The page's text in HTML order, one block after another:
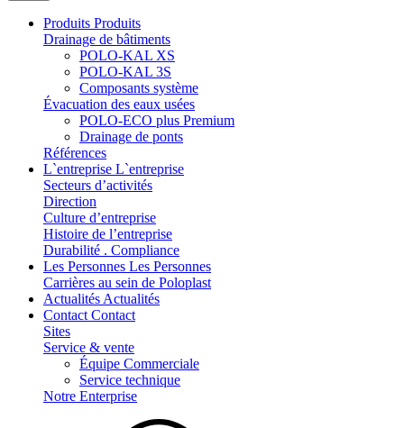
Produits Produits
Drainage de bâtiments
POLO-KAL XS
POLO-KAL 3S
Composants système
Évacuation des eaux usées
POLO-ECO plus Premium
Drainage de ponts
Références
L`entreprise L`entreprise
Secteurs d’activités
Direction
Culture d’entreprise
Histoire de l’entreprise
Durabilité . Compliance
Les Personnes Les Personnes
Carrières au sein de Poloplast
Actualités Actualités
Contact Contact
Sites
Service & vente
Équipe Commerciale
Service technique
Notre Enterprise